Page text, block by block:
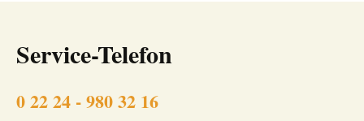
Service-Telefon
0 22 24 - 980 32 16